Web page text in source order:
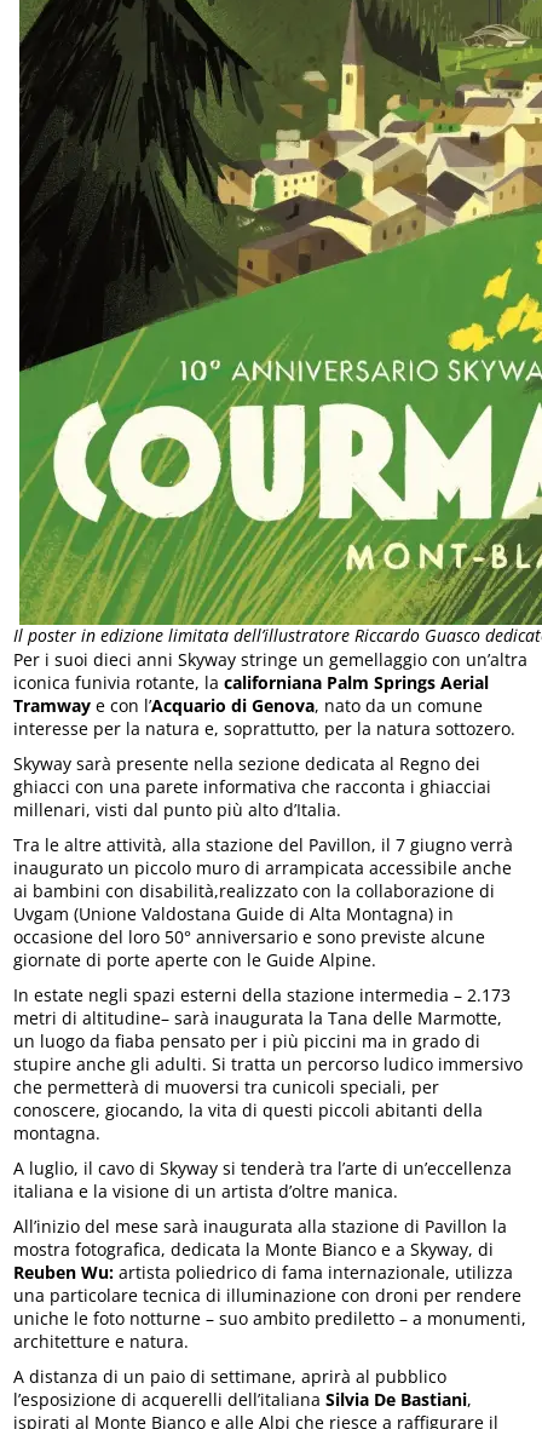
Il poster in edizione limitata dell’illustratore Riccardo Guasco
Per i suoi dieci anni Skyway stringe un gemellaggio con un’altra
iconica funivia rotante, lacaliforniana Palm Springs Aerial
Tramway e con l’Acquario di Genova, nato da un comune
interesse per la natura e, soprattutto, per la natura sottozero.
Skyway sarà presente nella sezione dedicata al Regno dei
ghiacci con una parete informativa che racconta i ghiacciai
millenari, visti dal punto più alto d’Italia.
Tra le altre attività, alla stazione del Pavillon, il 7 giugno verrà
inaugurato un piccolo muro di arrampicata accessibile anche
ai bambini con disabilità,realizzato con la collaborazione di
Uvgam (Unione Valdostana Guide di Alta Montagna) in
occasione del loro 50° anniversario e sono previste alcune
giornate di porte aperte con le Guide Alpine.
In estate negli spazi esterni della stazione intermedia – 2.173
metri di altitudine– sarà inaugurata la Tana delle Marmotte,
un luogo da fiaba pensato per i più piccini ma in grado di
stupire anche gli adulti. Si tratta un percorso ludico immersivo
che permetterà di muoversi tra cunicoli speciali, per
conoscere, giocando, la vita di questi piccoli abitanti della
montagna.
A luglio, il cavo di Skyway si tenderà tra l’arte di un’eccellenza
italiana e la visione di un artista d’oltre manica.
All’inizio del mese sarà inaugurata alla stazione di Pavillon la
mostra fotografica, dedicata la Monte Bianco e a Skyway, di
Reuben Wu: artista poliedrico di fama internazionale, utilizza
una particolare tecnica di illuminazione con droni per rendere
uniche le foto notturne – suo ambito prediletto – a monumenti,
architetture e natura.
A distanza di un paio di settimane, aprirà al pubblico
l’esposizione di acquerelli dell’italianaSilvia De Bastiani,
ispirati al Monte Bianco e alle Alpi che riesce a raffigurare il